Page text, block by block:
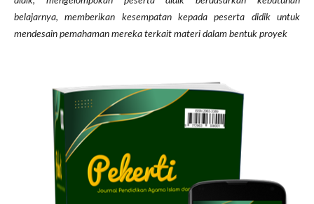
belajarnya, memberikan kesempatan kepada peserta didik untuk
mendesain pemahaman mereka terkait materi dalam bentuk proyek